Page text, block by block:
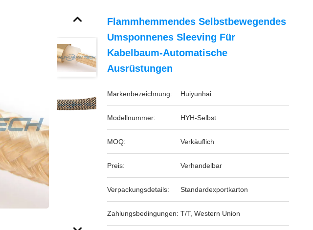
Flammhemmendes Selbstbewegendes
Umsponnenes Sleeving Für
Kabelbaum-Automatische
Ausrüstungen
Markenbezeichnung: Huiyunhai
Modellnummer: HYH-Selbst
MOQ: Verkäuflich
Preis: Verhandelbar
Verpackungsdetails: Standardexportkarton
Zahlungsbedingungen: T/T, Western Union